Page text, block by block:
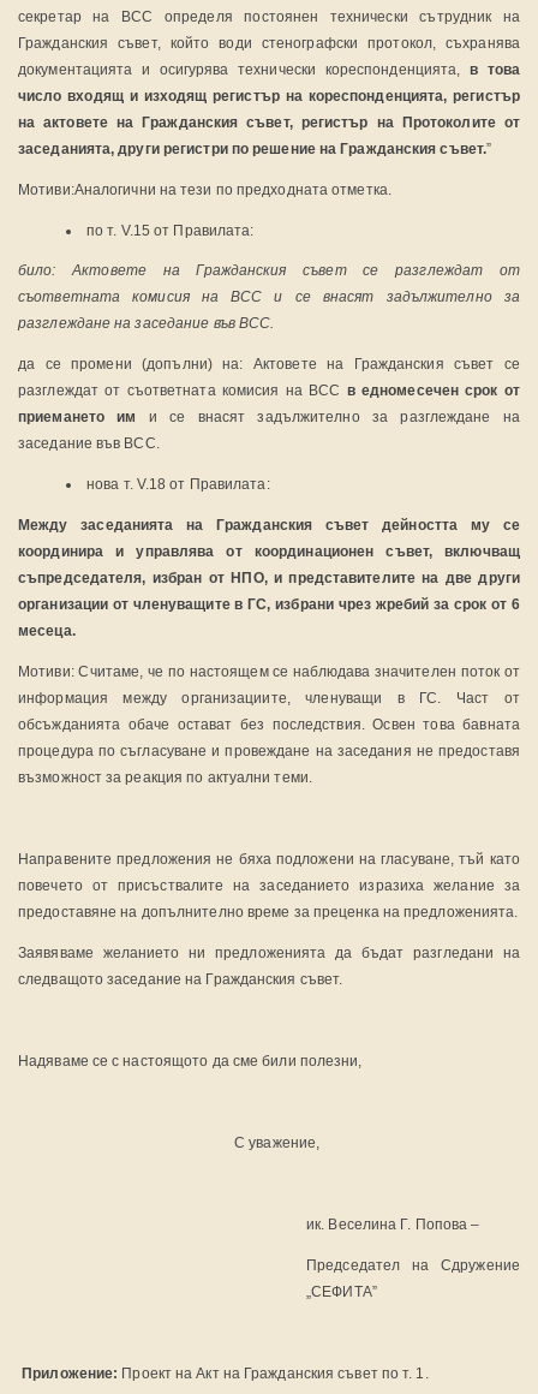
секретар на ВСС определя постоянен технически сътрудник на
Гражданския съвет, който води стенографски протокол, съхранява
документацията и осигурява технически кореспонденцията, в това
число входящ и изходящ регистър на кореспонденцията, регистър
на актовете на Гражданския съвет, регистър на Протоколите от
заседанията, други регистри по решение на Гражданския съвет.”
Мотиви:Аналогични на тези по предходната отметка.
по т. V.15 от Правилата:
било: Актовете на Гражданския съвет се разглеждат от
съответната комисия на ВСС и се внасят задължително за
разглеждане на заседание във ВСС.
да се промени (допълни) на: Актовете на Гражданския съвет се
разглеждат от съответната комисия на ВСС в едномесечен срок от
приемането им и се внасят задължително за разглеждане на
заседание във ВСС.
нова т. V.18 от Правилата:
Между заседанията на Гражданския съвет дейността му се
координира и управлява от координационен съвет, включващ
съпредседателя, избран от НПО, и представителите на две други
организации от членуващите в ГС, избрани чрез жребий за срок от 6
месеца.
Мотиви: Считаме, че по настоящем се наблюдава значителен поток от
информация между организациите, членуващи в ГС. Част от
обсъжданията обаче остават без последствия. Освен това бавната
процедура по съгласуване и провеждане на заседания не предоставя
възможност за реакция по актуални теми.
Направените предложения не бяха подложени на гласуване, тъй като
повечето от присъствалите на заседанието изразиха желание за
предоставяне на допълнително време за преценка на предложенията.
Заявяваме желанието ни предложенията да бъдат разгледани на
следващото заседание на Гражданския съвет.
Надяваме се с настоящото да сме били полезни,
С уважение,
ик. Веселина Г. Попова –
Председател на Сдружение
„СЕФИТА”
Приложение: Проект на Акт на Гражданския съвет по т. 1.